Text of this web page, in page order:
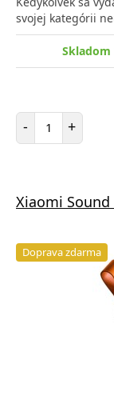
svojej kategórii
Skladom
- Počet
+
Xiaomi
Doprava zdarma